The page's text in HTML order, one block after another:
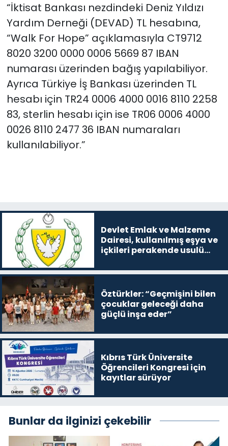
“İktisat Bankası nezdindeki Deniz Yıldızı
Yardım Derneği (DEVAD) TL hesabına,
“Walk For Hope” açıklamasıyla CT9712
8020 3200 0000 0006 5669 87 IBAN
numarası üzerinden bağış yapılabiliyor.
Ayrıca Türkiye İş Bankası üzerinden TL
hesabı için TR24 0006 4000 0016 8110 2258
83, sterlin hesabı için ise TR06 0006 4000
0026 8110 2477 36 IBAN numaraları
kullanılabiliyor.”
Devlet Emlak ve Malzeme
Dairesi, kullanılmış eşya ve
içkileri perakende usulü
Öztürkler: “Geçmişini bilen
çocuklar geleceği daha
güçlü inşa eder”
Kıbrıs Türk Üniversite
Öğrencileri Kongresi için
kayıtlar sürüyor
Bunlar da ilginizi çekebilir